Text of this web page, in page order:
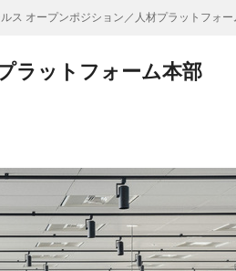
ス オープンポジション／人材プラットフォー
ラットフォーム本部